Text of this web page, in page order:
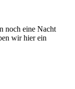
noch eine Nacht
wir hier ein